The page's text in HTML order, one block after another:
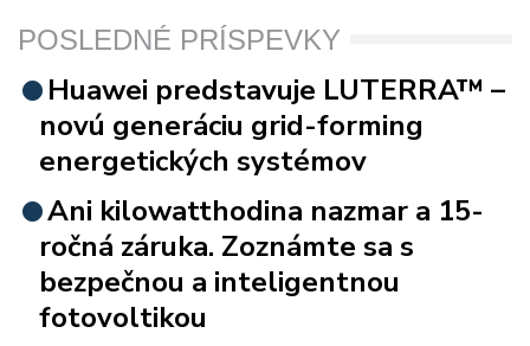
POSLEDNÉ PRÍSPEVKY
Huawei predstavuje LUTERRA™ –
novú generáciu grid-forming
energetických systémov
Ani kilowatthodina nazmar a 15-
ročná záruka. Zoznámte sa s
bezpečnou a inteligentnou
fotovoltikou